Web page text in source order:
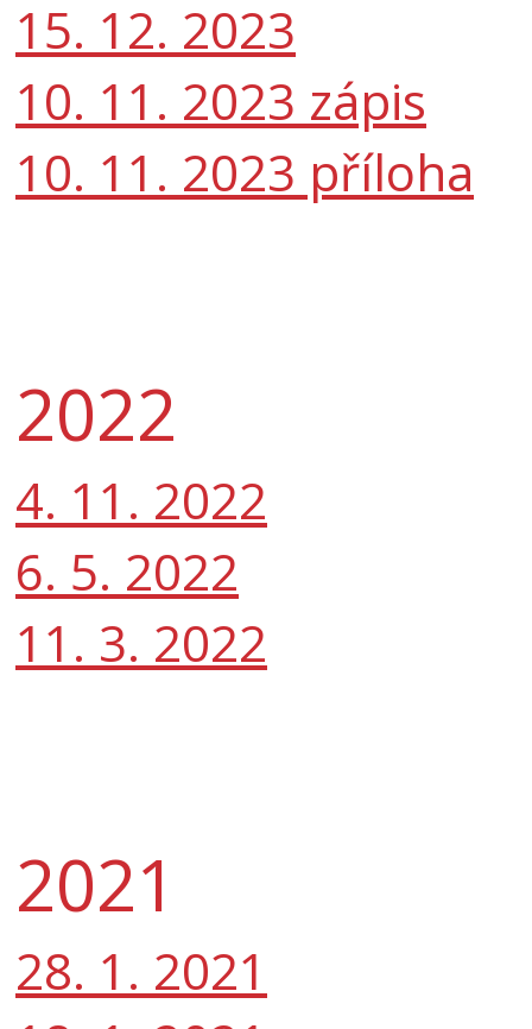
15. 12. 2023
10. 11. 2023 zápis
10. 11. 2023 příloha
2022
4. 11. 2022
6. 5. 2022
11. 3. 2022
2021
28. 1. 2021